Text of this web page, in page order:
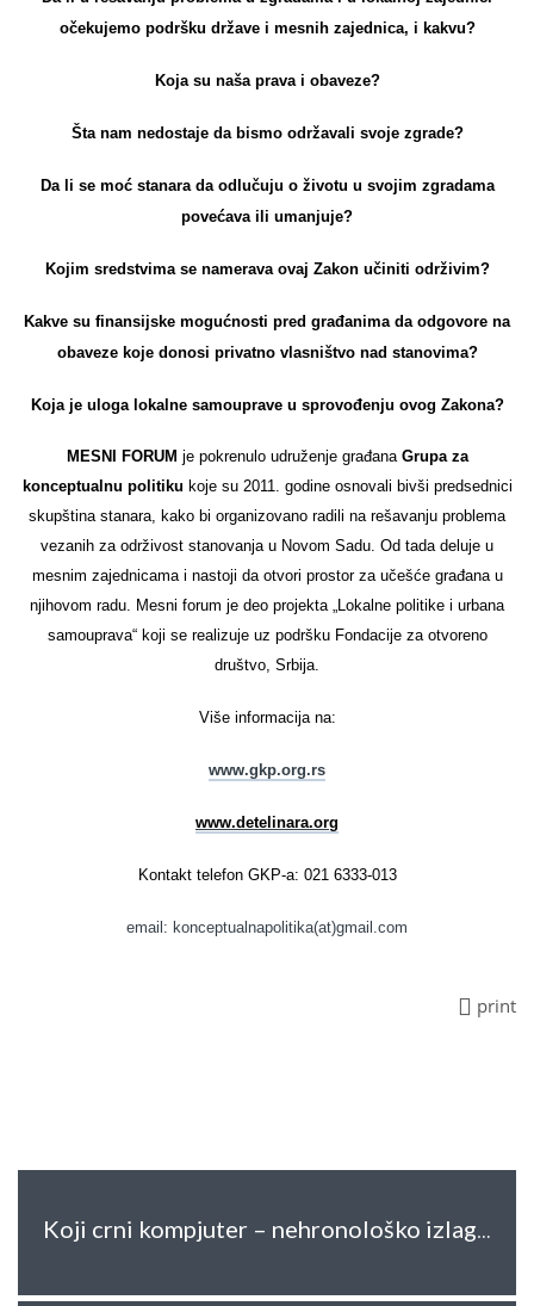
očekujemo podršku države i mesnih zajednica, i kakvu?
Koja su naša prava i obaveze?
Šta nam nedostaje da bismo održavali svoje zgrade?
Da li se moć stanara da odlučuju o životu u svojim zgradama
povećava ili umanjuje?
Kojim sredstvima se namerava ovaj Zakon učiniti održivim?
Kakve su finansijske mogućnosti pred građanima da odgovore na
obaveze koje donosi privatno vlasništvo nad stanovima?
Koja je uloga lokalne samouprave u sprovođenju ovog Zakona?
MESNI FORUM je pokrenulo udruženje građana Grupa za
konceptualnu politiku koje su 2011. godine osnovali bivši predsednici
skupština stanara, kako bi organizovano radili na rešavanju problema
vezanih za održivost stanovanja u Novom Sadu. Od tada deluje u
mesnim zajednicama i nastoji da otvori prostor za učešće građana u
njihovom radu. Mesni forum je deo projekta „Lokalne politike i urbana
samouprava“ koji se realizuje uz podršku Fondacije za otvoreno
društvo, Srbija.
Više informacija na:
www.gkp.org.rs
www.detelinara.org
Kontakt telefon GKP-a: 021 6333-013
email: konceptualnapolitika(at)gmail.com
print
Koji crni kompjuter – nehronološko izlaganje projekta, izveštaja i dela